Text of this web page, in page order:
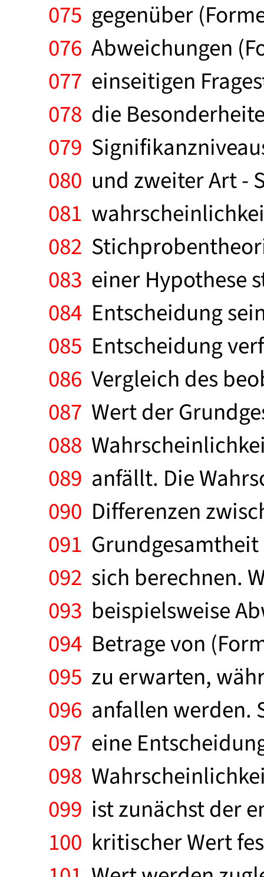
075 gegenüber
076 Abweichungen
077 einseitigen
078 die
079
080 und zweiter Art -
081
082
083 einer Hypothese
084 Entscheidung
085 Entscheidung
086 Vergleich des
087 Wert der
088
089 anfällt. Die
090 Differenzen
091
092 sich berechnen.
093 beispielsweise
094 Betrage von
095 zu erwarten,
096 anfallen werden.
097 eine
098
099 ist zunächst der
100 kritischer Wert